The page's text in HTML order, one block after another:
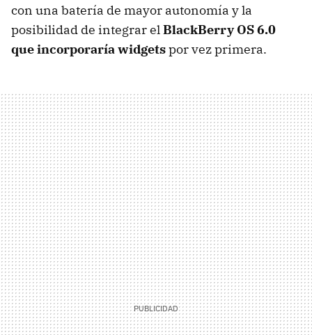
con una batería de mayor autonomía y la
posibilidad de integrar elBlackBerry OS 6.0
que incorporaría widgetspor vez primera.